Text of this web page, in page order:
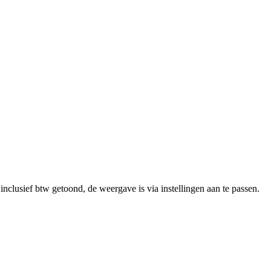
btw getoond, de weergave is via instellingen aan te passen.